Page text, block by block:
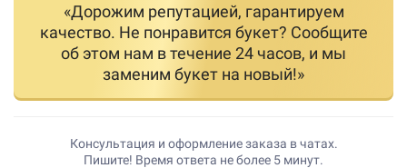
«Дорожим репутацией, гарантируем
качество. Не понравится букет? Сообщите
об этом нам в течение 24 часов, и мы
заменим букет на новый!»
Консультация и оформление заказа в чатах.
Пишите! Время ответа не более 5 минут.